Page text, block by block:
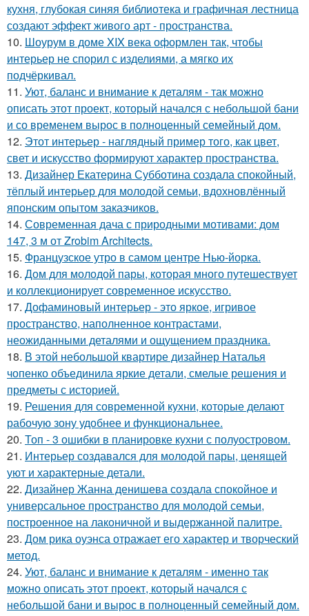
кухня, глубокая синяя библиотека и графичная лестница
создают эффект живого арт - пространства.
10. Шоурум в доме XIX века оформлен так, чтобы
интерьер не спорил с изделиями, а мягко их
подчёркивал.
11. Уют, баланс и внимание к деталям - так можно
описать этот проект, который начался с небольшой бани
и со временем вырос в полноценный семейный дом.
12. Этот интерьер - наглядный пример того, как цвет,
свет и искусство формируют характер пространства.
13. Дизайнер Екатерина Субботина создала спокойный,
тёплый интерьер для молодой семьи, вдохновлённый
японским опытом заказчиков.
14. Современная дача с природными мотивами: дом
147, 3 м от Zrobim Architects.
15. Французское утро в самом центре Нью-йорка.
16. Дом для молодой пары, которая много путешествует
и коллекционирует современное искусство.
17. Дофаминовый интерьер - это яркое, игривое
пространство, наполненное контрастами,
неожиданными деталями и ощущением праздника.
18. В этой небольшой квартире дизайнер Наталья
чопенко объединила яркие детали, смелые решения и
предметы с историей.
19. Решения для современной кухни, которые делают
рабочую зону удобнее и функциональнее.
20. Топ - 3 ошибки в планировке кухни с полуостровом.
21. Интерьер создавался для молодой пары, ценящей
уют и характерные детали.
22. Дизайнер Жанна денишева создала спокойное и
универсальное пространство для молодой семьи,
построенное на лаконичной и выдержанной палитре.
23. Дом рика оуэнса отражает его характер и творческий
метод.
24. Уют, баланс и внимание к деталям - именно так
можно описать этот проект, который начался с
небольшой бани и вырос в полноценный семейный дом.